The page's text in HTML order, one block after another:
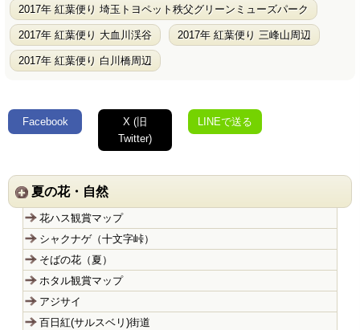
2017年 紅葉便り 埼玉トヨペット秩父グリーンミューズパーク
2017年 紅葉便り 大血川渓谷 2017年 紅葉便り 三峰山周辺
2017年 紅葉便り 白川橋周辺
Facebook
X (旧
Twitter)
LINEで送る
夏の花・自然
花ハス観賞マップ
シャクナゲ（十文字峠）
そばの花（夏）
ホタル観賞マップ
アジサイ
百日紅(サルスベリ)街道